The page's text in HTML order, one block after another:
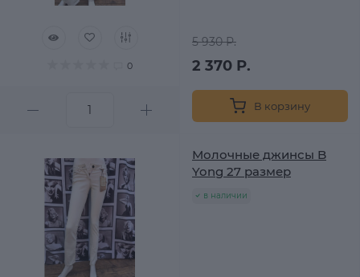
0
5 930 Р.
2 370 Р.
В корзину
Молочные джинсы B
Yong 27 размер
в наличии